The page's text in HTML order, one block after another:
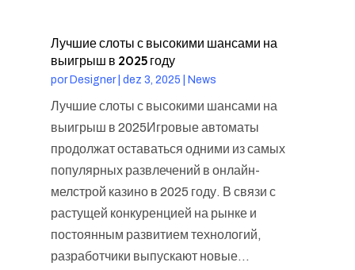
Лучшие слоты с высокими шансами на
выигрыш в 2025 году
por Designer| dez 3, 2025 News
Лучшие слоты с высокими шансами на
выигрыш в 2025Игровые автоматы
продолжат оставаться одними из самых
популярных развлечений в онлайн-
мелстрой казино в 2025 году. В связи с
растущей конкуренцией на рынке и
постоянным развитием технологий,
разработчики выпускают новые...